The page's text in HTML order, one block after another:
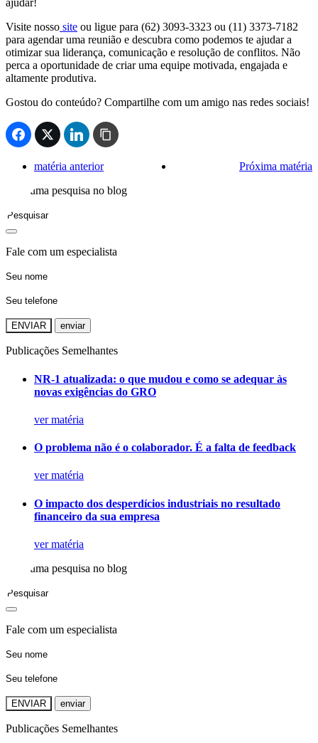
ajudar!
Visite nosso site ou ligue para (62) 3093-3323 ou (11) 3373-7182
para agendar uma reunião e descubra como podemos te ajudar a
otimizar sua liderança, comunicação e resolução de conflitos. Não
perca a oportunidade de criar uma equipe motivada, engajada e
altamente produtiva.
Gostou do conteúdo? Compartilhe com um amigo nas redes sociais!
matéria anterior
Próxima matéria
Faça uma pesquisa no blog
Fale com um especialista
ENVIAR
Publicações Semelhantes
NR-1 atualizada: o que mudou e como se adequar às
novas exigências do GRO
ver matéria
O problema não é o colaborador. É a falta de feedback
ver matéria
O impacto dos desperdícios industriais no resultado
financeiro da sua empresa
ver matéria
Faça uma pesquisa no blog
Fale com um especialista
ENVIAR
Publicações Semelhantes